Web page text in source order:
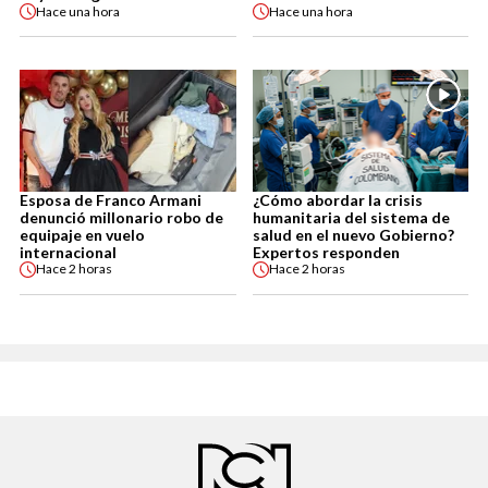
Haceuna hora Haceuna hora
Esposa de Franco Armani
denunció millonario robo de
equipaje en vuelo
internacional
Hace2 horas
¿Cómo abordar la crisis
humanitaria del sistema de
salud en el nuevo Gobierno?
Expertos responden
Hace2 horas